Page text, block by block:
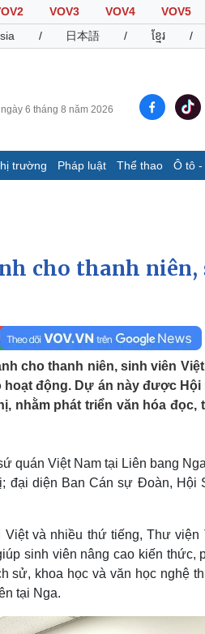
VOV3 VOV4 VOV5
/ 日本語 / ខ្មែរ /
6 tháng 8 năm 2026
trường Pháp luật Thể thao Ô tô -
thao
thi đấu bóng đá
giới thể thao
trường
Ô tô - Xe
Xe máy
Tư vấn
khấu - Điện ảnh
học
Nghệ sĩ
Thời trang
cho thanh
cho thanh niên, sinh viên
động. Dự án này được Hội
nhằm phát triển văn hóa đọc,
quán Việt Nam tại Liên bang
đại diện Ban Cán sự Đoàn, Hội
và nhiều thứ tiếng, Thư viện
sinh viên nâng cao kiến thức,
sử, khoa học và văn học nghệ
tại Nga.